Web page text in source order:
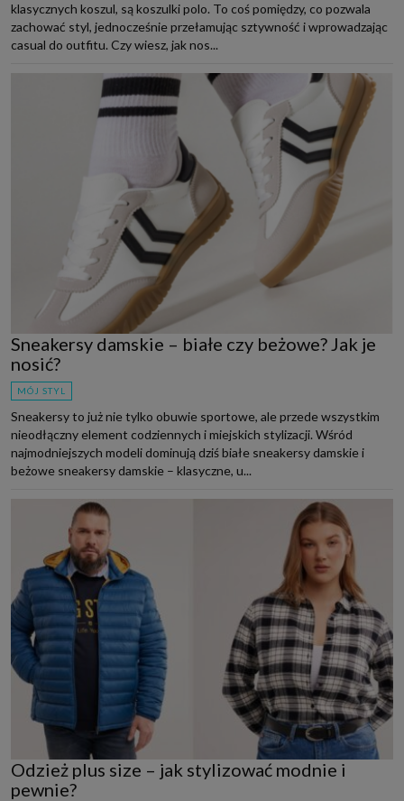
klasycznych koszul, są koszulki polo. To coś pomiędzy, co pozwala
zachować styl, jednocześnie przełamując sztywność i wprowadzając
casual do outfitu. Czy wiesz, jak nos...
Sneakersy damskie – białe czy beżowe? Jak je
nosić?
MÓJ STYL
Sneakersy to już nie tylko obuwie sportowe, ale przede wszystkim
nieodłączny element codziennych i miejskich stylizacji. Wśród
najmodniejszych modeli dominują dziś białe sneakersy damskie i
beżowe sneakersy damskie – klasyczne, u...
Odzież plus size – jak stylizować modnie i
pewnie?